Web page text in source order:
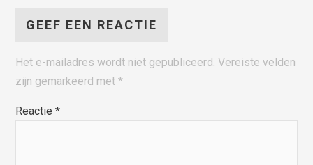
GEEF EEN REACTIE
Het e-mailadres wordt niet gepubliceerd. Vereiste velden
zijn gemarkeerd met*
Reactie*